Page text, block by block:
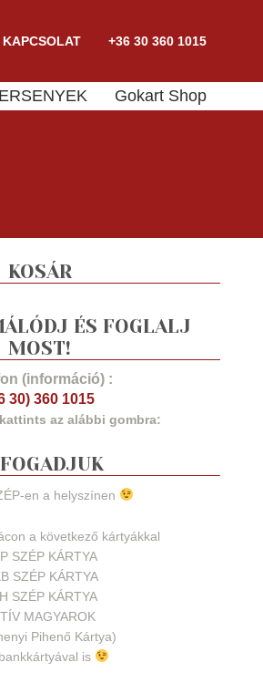
KAPCSOLAT +36 30 360 1015
Gokart Shop
KOSÁR
ÉS FOGLALJ
MOST!
(információ) :
30) 360 1015
az alábbi gombra:
en a helyszínen
a következő kártyákkal
SZÉP KÁRTYA
SZÉP KÁRTYA
SZÉP KÁRTYA
MAGYAROK
Pihenő Kártya)
bankkártyával is